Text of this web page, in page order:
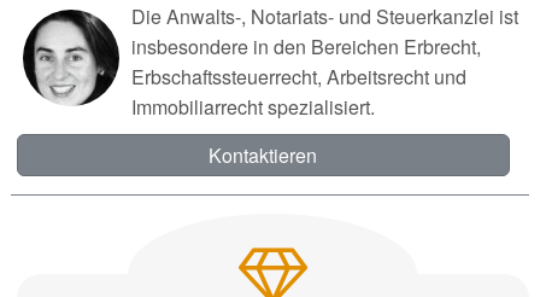
Die Anwalts-, Notariats- und Steuerkanzlei ist
insbesondere in den Bereichen Erbrecht,
Erbschaftssteuerrecht, Arbeitsrecht und
Immobiliarrecht spezialisiert.
Kontaktieren